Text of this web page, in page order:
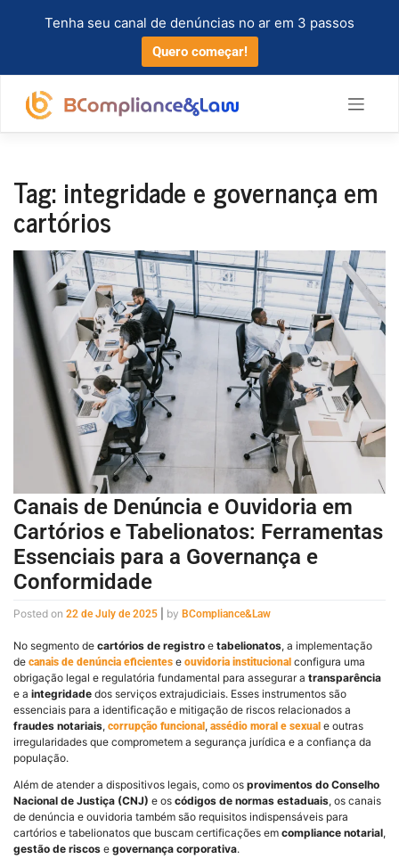
Tag: integridade e governança em
cartórios
Canais de Denúncia e Ouvidoria em
Cartórios e Tabelionatos: Ferramentas
Essenciais para a Governança e
Conformidade
Posted on 22 de July de 2025 by BCompliance&Law
No segmento de cartórios de registro e tabelionatos, a implementação
de canais de denúncia eficientes e ouvidoria institucional configura uma
obrigação legal e regulatória fundamental para assegurar a transparência
e a integridade dos serviços extrajudiciais. Esses instrumentos são
essenciais para a identificação e mitigação de riscos relacionados a
fraudes notariais, corrupção funcional, assédio moral e sexual e outras
irregularidades que comprometem a segurança jurídica e a confiança da
população.
Além de atender a dispositivos legais, como os provimentos do Conselho
Nacional de Justiça (CNJ) e os códigos de normas estaduais, os canais
de denúncia e ouvidoria também são requisitos indispensáveis para
cartórios e tabelionatos que buscam certificações em compliance notarial,
gestão de riscos e governança corporativa.
Tenha seu canal de denúncias no ar em 3 passos
Quero começar!